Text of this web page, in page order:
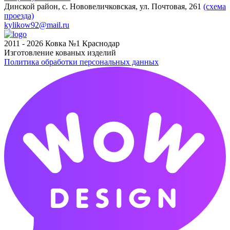
Динской район, с. Нововеличковская, ул. Почтовая, 261 (схема
проезда)
kylikow92@mail.ru
2011 - 2026 Ковка №1 Краснодар
Изготовление кованых изделий
Политика обработки персональных данных